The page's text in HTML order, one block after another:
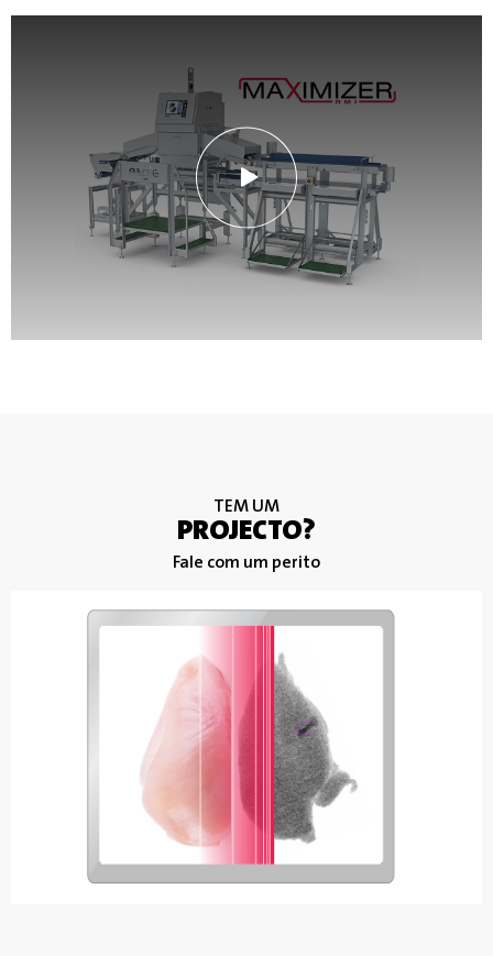
TEM UM
PROJECTO?
Fale com um perito